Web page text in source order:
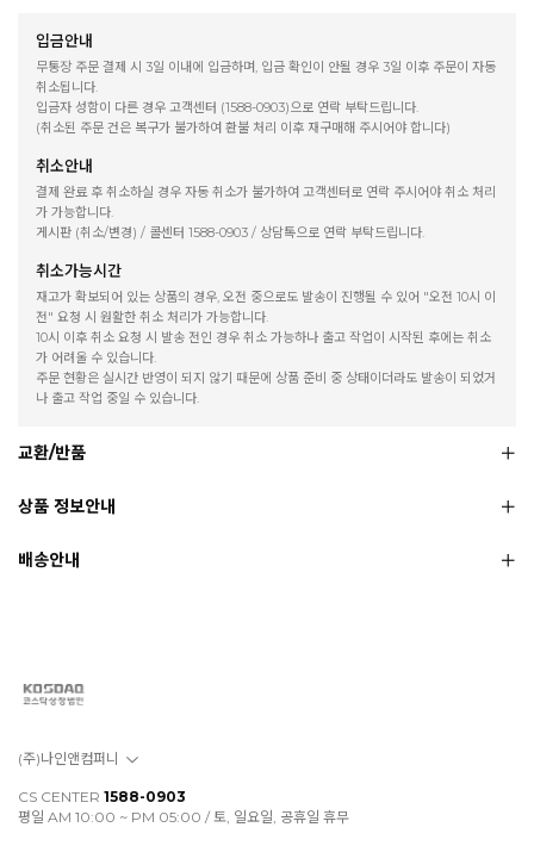
입금안내
무통장 주문 결제 시 3일 이내에 입금하며, 입금 확인이 안될 경우 3일 이후 주문이 자동
취소됩니다.
입금자 성함이 다른 경우 고객센터 (1588-0903)으로 연락 부탁드립니다.
(취소된 주문 건은 복구가 불가하여 환불 처리 이후 재구매해 주시어야 합니다)
취소안내
결제 완료 후 취소하실 경우 자동 취소가 불가하여 고객센터로 연락 주시어야 취소 처리
가 가능합니다.
게시판 (취소/변경) / 콜센터 1588-0903 / 상담톡으로 연락 부탁드립니다.
취소가능시간
재고가 확보되어 있는 상품의 경우, 오전 중으로도 발송이 진행될 수 있어 "오전 10시 이
전" 요청 시 원활한 취소 처리가 가능합니다.
10시 이후 취소 요청 시 발송 전인 경우 취소 가능하나 출고 작업이 시작된 후에는 취소
가 어려울 수 있습니다.
주문 현황은 실시간 반영이 되지 않기 때문에 상품 준비 중 상태이더라도 발송이 되었거
나 출고 작업 중일 수 있습니다.
교환/반품
상품 정보안내
배송안내
(주)나인앤컴퍼니
CS CENTER 1588-0903
평일 AM 10:00 ~ PM 05:00 / 토, 일요일, 공휴일 휴무